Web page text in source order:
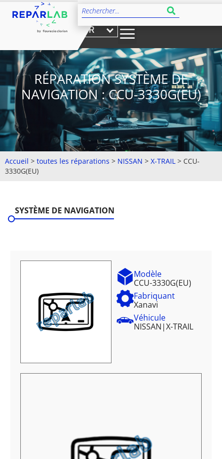
FR
RÉPARATION SYSTÈME DE
NAVIGATION : CCU-3330G(EU)
Accueil > toutes les réparations > NISSAN > X-TRAIL > CCU-
3330G(EU)
SYSTÈME DE NAVIGATION
Modèle
CCU-3330G(EU)
Fabriquant
Xanavi
Véhicule
NISSAN|X-TRAIL